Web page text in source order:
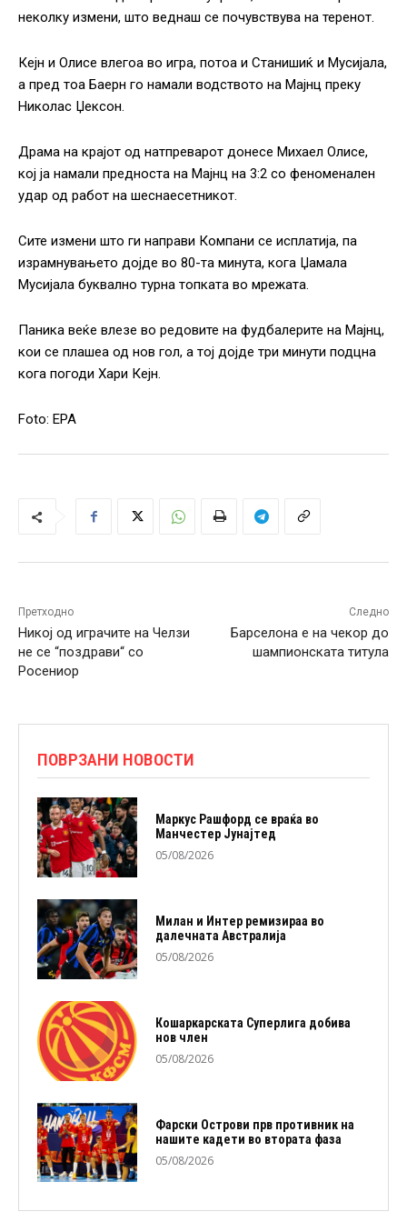
неколку измени, што веднаш се почувствува на теренот.
Кејн и Олисе влегоа во игра, потоа и Станишиќ и Мусијала,
а пред тоа Баерн го намали водството на Мајнц преку
Николас Џексон.
Драма на крајот од натпреварот донесе Михаел Олисе,
кој ја намали предноста на Мајнц на 3:2 со феноменален
удар од работ на шеснаесетникот.
Сите измени што ги направи Компани се исплатија, па
израмнувањето дојде во 80-та минута, кога Џамала
Мусијала буквално турна топката во мрежата.
Паника веќе влезе во редовите на фудбалерите на Мајнц,
кои се плашеа од нов гол, а тој дојде три минути подцна
кога погоди Хари Кејн.
Foto: EPA
Претходно
Никој од играчите на Челзи
не се “поздрави“ со
Росениор
Следно
Барселона е на чекор до
шампионската титула
ПОВРЗАНИ НОВОСТИ
Маркус Рашфорд се враќа во
Манчестер Јунајтед
05/08/2026
Милан и Интер ремизираа во
далечната Австралија
05/08/2026
Кошаркарската Суперлига добива
нов член
05/08/2026
Фарски Острови прв противник на
нашите кадети во втората фаза
05/08/2026